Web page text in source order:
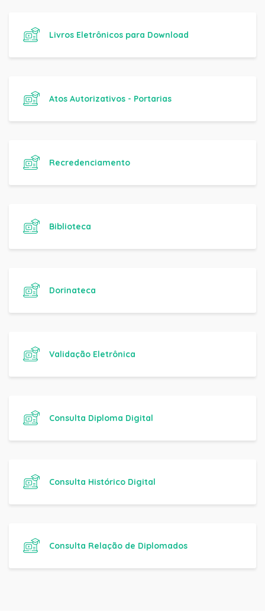
Livros Eletrônicos para Download
Atos Autorizativos - Portarias
Recredenciamento
Biblioteca
Dorinateca
Validação Eletrônica
Consulta Diploma Digital
Consulta Histórico Digital
Consulta Relação de Diplomados